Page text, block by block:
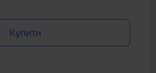
Купити